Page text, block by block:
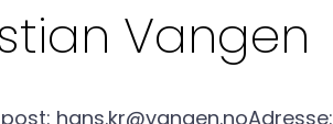
Vangen
: hans.kr@vangen.noAdresse: